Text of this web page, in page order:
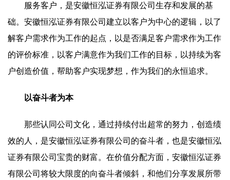
服务客户，是安徽恒泓证券有限公司生存和发展的基
础。安徽恒泓证券有限公司建立以客户为中心的逻辑，以了
解客户需求作为工作的起点，以是否满足客户需求作为工作
的评价标准，以客户满意作为我们工作的目标，以持续为客
户创造价值，帮助客户实现梦想，作为我们的永恒追求。
以奋斗者为本
那些认同公司文化，通过持续付出超常的努力，创造绩
效的人，是安徽恒泓证券有限公司的奋斗者，也是安徽恒泓
证券有限公司宝贵的财富。在价值分配方面，安徽恒泓证券
有限公司将较大限度的向奋斗者倾斜，和他们分享发展所带